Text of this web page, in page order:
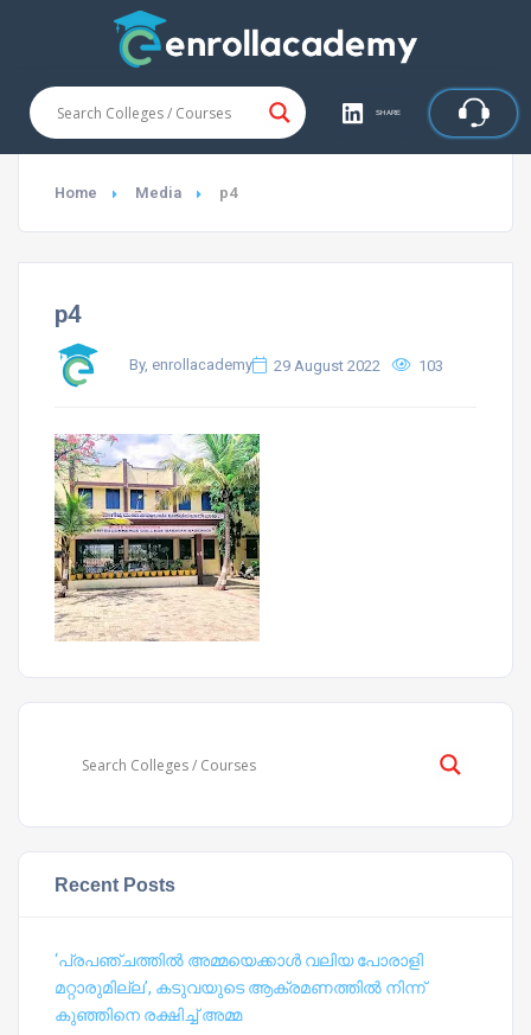
SHARE
Home Media p4
p4
By, enrollacademy 29 August 2022 103
Recent Posts
‘പ്രപഞ്ചത്തില്‍ അമ്മയെക്കാള്‍ വലിയ പോരാളി
മറ്റാരുമില്ല’, കടുവയുടെ ആക്രമണത്തില്‍ നിന്ന്
കുഞ്ഞിനെ രക്ഷിച്ച് അമ്മ